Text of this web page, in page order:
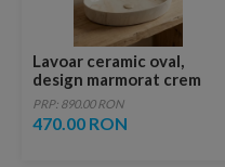
Lavoar ceramic oval,
design marmorat crem
lucios cu vene aurii,
ventil inclus
PRP: 890.00 RON
470.00 RON